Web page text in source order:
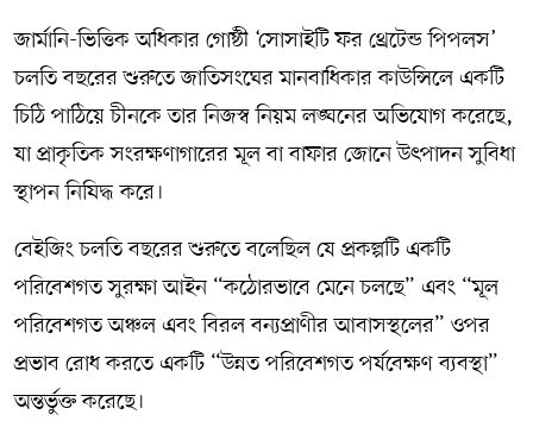
জার্মানি-ভিত্তিক অধিকার গোষ্ঠী ‘সোসাইটি ফর থ্রেটেন্ড পিপলস’
চলতি বছরের শুরুতে জাতিসংঘের মানবাধিকার কাউন্সিলে একটি
চিঠি পাঠিয়ে চীনকে তার নিজস্ব নিয়ম লঙ্ঘনের অভিযোগ করেছে,
যা প্রাকৃতিক সংরক্ষণাগারের মূল বা বাফার জোনে উৎপাদন সুবিধা
স্থাপন নিষিদ্ধ করে।
বেইজিং চলতি বছরের শুরুতে বলেছিল যে প্রকল্পটি একটি
পরিবেশগত সুরক্ষা আইন “কঠোরভাবে মেনে চলছে” এবং “মূল
পরিবেশগত অঞ্চল এবং বিরল বন্যপ্রাণীর আবাসস্থলের” ওপর
প্রভাব রোধ করতে একটি “উন্নত পরিবেশগত পর্যবেক্ষণ ব্যবস্থা”
অন্তর্ভুক্ত করেছে।